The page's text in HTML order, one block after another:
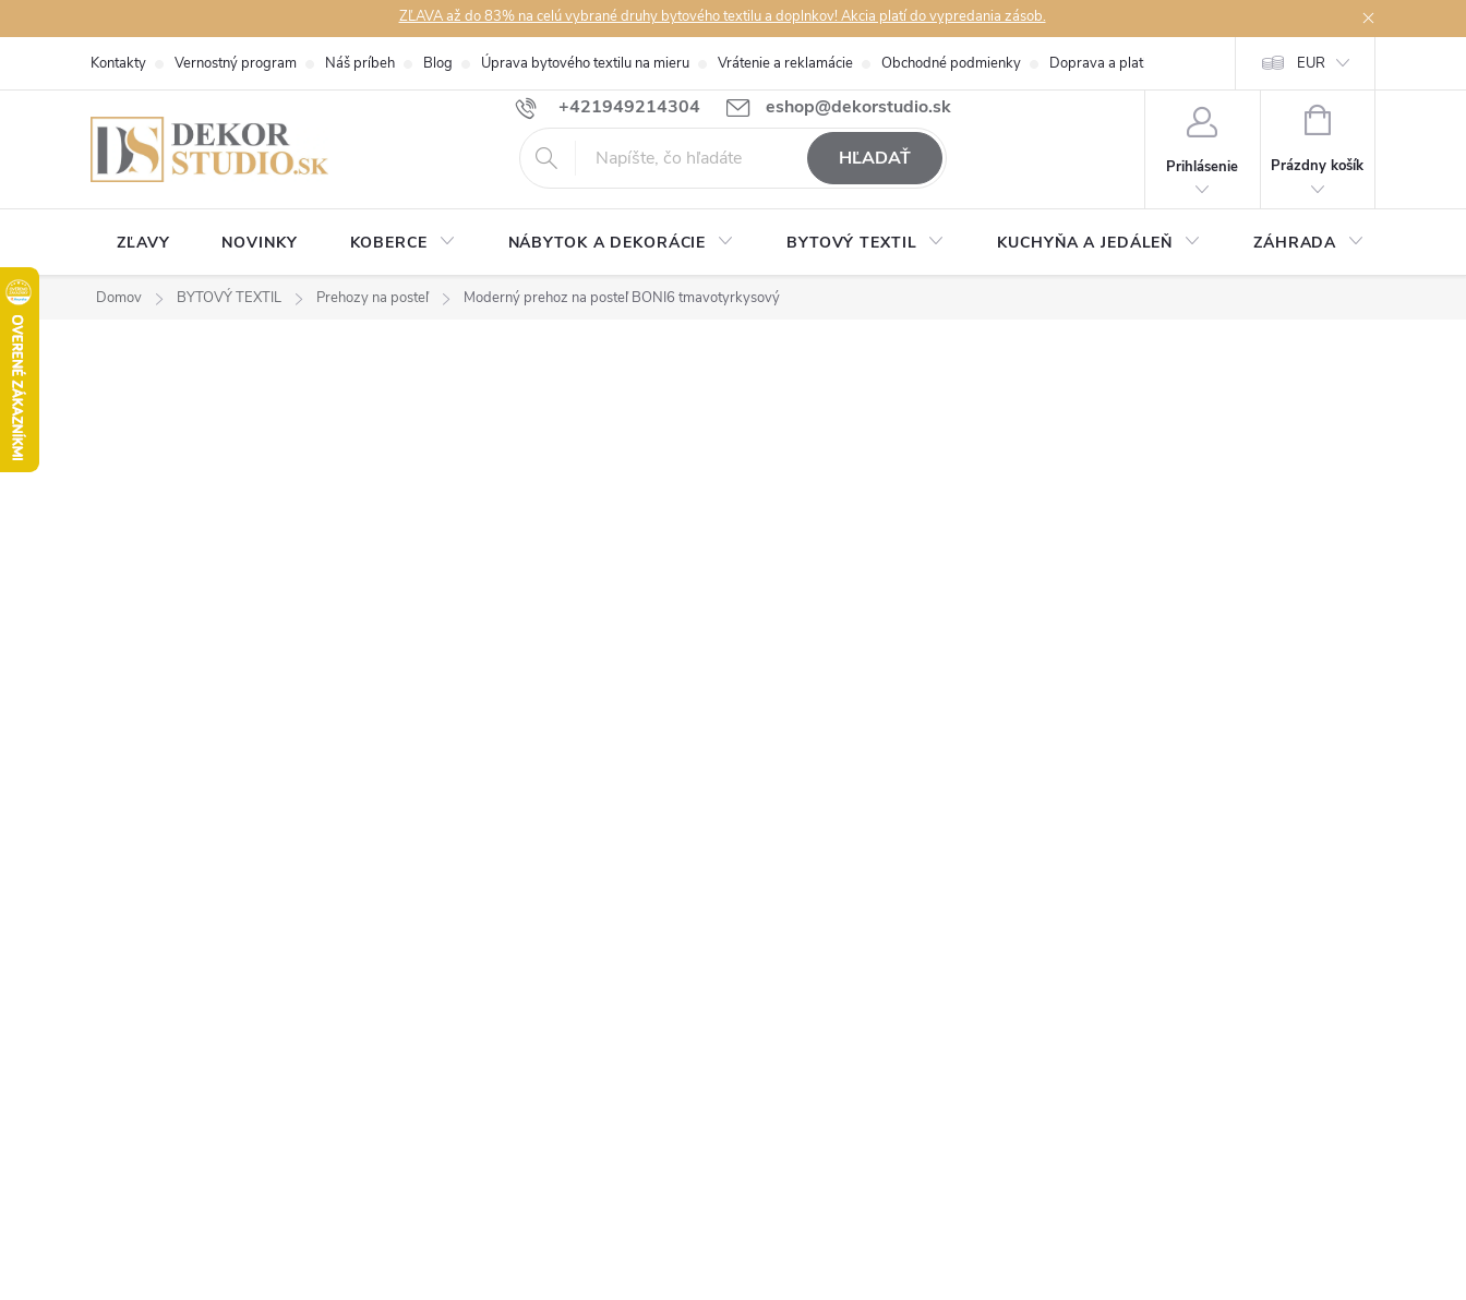
na
ZĽAVA až do 83% na celú vybrané druhy bytového textilu a doplnkov! Akcia platí do vypredania zásob.
+421949214304 eshop@dekorstudio.sk
Kontakty Vernostný program Náš príbeh Blog Úprava bytového textilu na mieru Vrátenie a reklamácie Obchodné podmienky Doprava a platby Podmienky ochrany osobných údajov
EUR
HĽADAŤ Prihlásenie
NÁKUPNÝ
Prázdny košík
ZĽAVY NOVINKY KOBERCE NÁBYTOK A DEKORÁCIE BYTOVÝ TEXTIL KUCHYŇA A JEDÁLEŇ ZÁHRADA
Domov BYTOVÝ TEXTIL Prehozy na posteľ Moderný prehoz na posteľ BONI6 tmavotyrkysový